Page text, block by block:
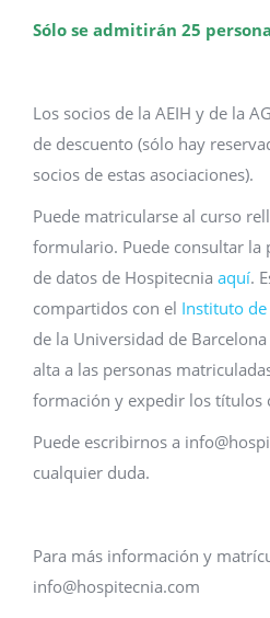
Sólo se admitirán 25
Los socios de la AEIH y de la
de descuento (sólo hay
socios de estas asociaciones).
Puede matricularse al curso
formulario. Puede consultar la
de datos de Hospitecnia aquí.
compartidos con el Instituto
de la Universidad de
alta a las personas
formación y expedir los títulos
Puede escribirnos a
cualquier duda.
Para más información y
info@hospitecnia.com